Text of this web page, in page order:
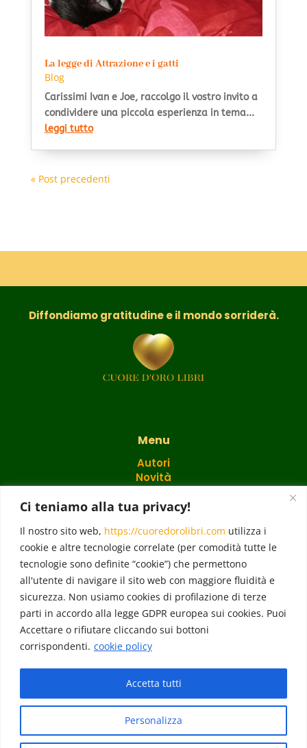
Ci teniamo alla tua privacy!
Il nostro sito web, https://cuoredorolibri.com utilizza i
cookie e altre tecnologie correlate (per comodità tutte le
tecnologie sono definite “cookie”) che permettono
all'utente di navigare il sito web con maggiore fluidità e
sicurezza. Non usiamo cookies di profilazione di terze
parti in accordo alla legge GDPR europea sui cookies. Puoi
Accettare o rifiutare cliccando sui bottoni
corrispondenti. cookie policy
Personalizza
Accetta tutti
La legge di Attrazione e i gatti
Blog
Carissimi Ivan e Joe, raccolgo il vostro invito a
condividere una piccola esperienza in tema...
leggi tutto
« Post precedenti
Diffondiamo gratitudine e il mondo sorriderà.
Menu
Autori
Novità
Regali
Blog
Cuore d'Oro Point
Academy
Eventi
Contatti
Follow